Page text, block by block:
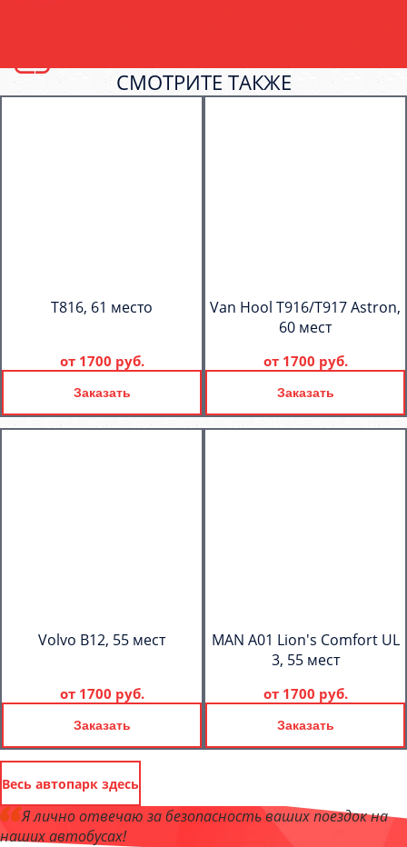
СМОТРИТЕ ТАКЖЕ
T816, 61 место
от 1700 руб.
Заказать
Van Hool T916/T917 Astron,
60 мест
от 1700 руб.
Заказать
Volvo B12, 55 мест
от 1700 руб.
Заказать
MAN A01 Lion's Comfort UL
3, 55 мест
от 1700 руб.
Заказать
Весь автопарк здесь
Я лично отвечаю за безопасность ваших поездок на
наших автобусах!